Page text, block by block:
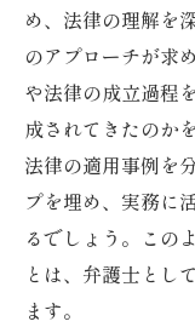
め、法律の理解を
のアプローチが求
や法律の成立過程
成されてきたのか
法律の適用事例を
プを埋め、実務に
るでしょう。この
とは、弁護士とし
ます。